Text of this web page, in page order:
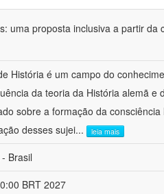
uma proposta inclusiva a partir da
História é um campo do
da teoria da História alemã e
sobre a formação da consciência
desses sujei... leia mais
Brasil
BRT 2027